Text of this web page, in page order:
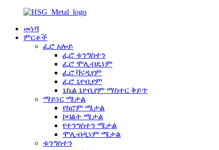
መነሻ
ምርቶች
ፌሮ አሎይ
ፌሮ ቱንግስተን
ፌሮ ሞሊብዴነም
ፌሮ ቫናዲየም
ፌሮ ኒዮቢየም
ኒኬል ኒዮቢየም ማስተር ቅይጥ
ማይነር ሜታል
የክሮም ሜታል
ኮባልት ሜታል
የተንግስተን ሜታል
ሞሊብዲነም ሜታል
ቱንግስተን